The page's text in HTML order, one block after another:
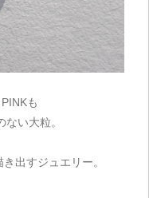
も
い大粒。
出すジュエリー。